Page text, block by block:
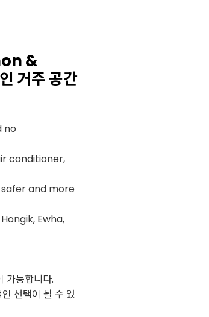
&
거주 공간
no
conditioner,
and more
Ewha,
가능합니다.
선택이 될 수 있